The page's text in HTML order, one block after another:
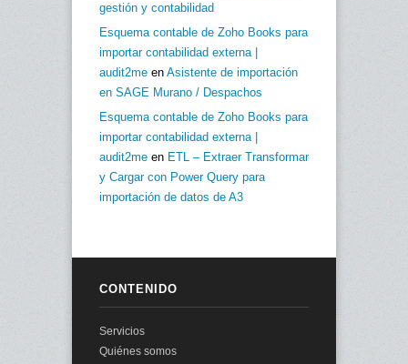
gestión y contabilidad
Esquema contable de Zoho Books para
importar contabilidad externa |
audit2me en Asistente de importación
en SAGE Murano / Despachos
Esquema contable de Zoho Books para
importar contabilidad externa |
audit2me en ETL – Extraer Transformar
y Cargar con Power Query para
importación de datos de A3
CONTENIDO
Servicios
Quiénes somos